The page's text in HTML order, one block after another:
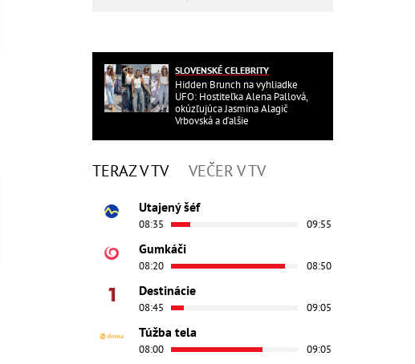
SLOVENSKÉ CELEBRITY
Hidden Brunch na vyhliadke
UFO: Hostiteľka Alena Pallová,
okúzľujúca Jasmina Alagič
Vrbovská a ďalšie
TERAZ V TV VEČER V TV
Utajený šéf
08:35 09:55
Gumkáči
08:20 08:50
Destinácie
08:45 09:05
Túžba tela
08:00 09:05